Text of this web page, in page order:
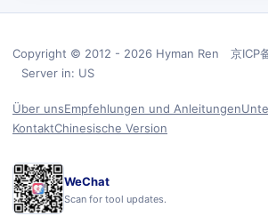
Copyright © 2012 - 2026 Hyman Ren 京ICP
Server in: US
Über unsEmpfehlungen und Anleitungen
KontaktChinesische Version
WeChat
Scan for tool updates.